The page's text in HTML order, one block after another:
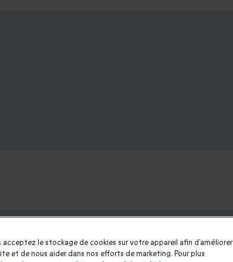
amateurs de sports automobiles :
circuit Paul Ricard |Circuit La Ferté Gaucher
le stockage de cookies sur votre appareil afin d’améliorer
et de nous aider dans nos efforts de marketing. Pour plus